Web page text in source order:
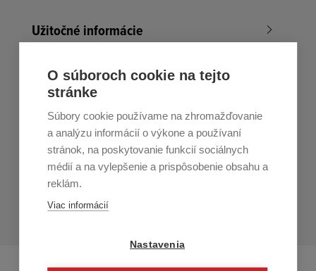
Užitočné informácie
Nákup v All4Men.sk
Zákaznícky servis
Prihláste sa k odberu noviniek
Prihlásiť
osoby staršie ako 16 rokov!
O súboroch cookie na tejto
stránke
Súbory cookie používame na zhromažďovanie
a analýzu informácií o výkone a používaní
stránok, na poskytovanie funkcií sociálnych
médií a na vylepšenie a prispôsobenie obsahu a
reklám.
Viac informácií
Nastavenia